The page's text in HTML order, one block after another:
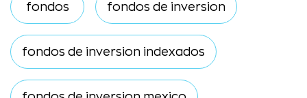
fondos fondos de inversion
fondos de inversion indexados